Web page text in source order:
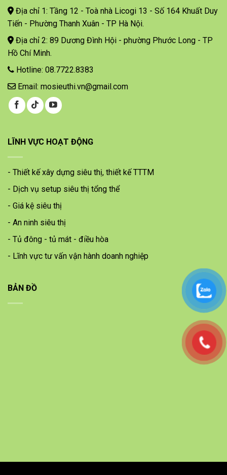
Địa chỉ 1: Tầng 12 - Toà nhà Licogi 13 - Số 164 Khuất Duy
Tiến - Phường Thanh Xuân - TP Hà Nội.
Địa chỉ 2: 89 Dương Đình Hội - phường Phước Long - TP
Hồ Chí Minh.
Hotline: 08.7722.8383
Email: mosieuthi.vn@gmail.com
LĨNH VỰC HOẠT ĐỘNG
- Thiết kế xây dựng siêu thị, thiết kế TTTM
- Dịch vụ setup siêu thị tổng thể
- Giá kệ siêu thị
- An ninh siêu thị
- Tủ đông - tủ mát - điều hòa
- Lĩnh vực tư vấn vận hành doanh nghiệp
BẢN ĐỒ